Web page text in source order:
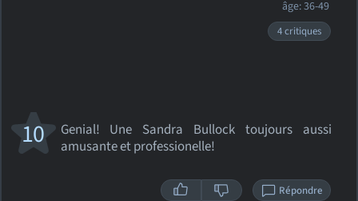
âge: 36-49
4 critiques
Genial! Une Sandra Bullock toujours aussi
amusante et professionelle!
10
Répondre